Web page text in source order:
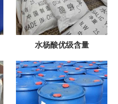
水杨酸优级含量